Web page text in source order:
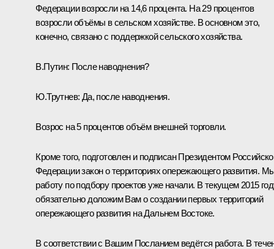
Федерации возросли на 14,6 процента. На 29 процентов
возросли объёмы в сельском хозяйстве. В основном это,
конечно, связано с поддержкой сельского хозяйства.
В.Путин: После наводнения?
Ю.Трутнев: Да, после наводнения.
Возрос на 5 процентов объём внешней торговли.
Кроме того, подготовлен и подписан Президентом
Федерации закон о территориях опережающего развития.
работу по подбору проектов уже начали. В текущем 2015
обязательно доложим Вам о создании первых территорий
опережающего развития на Дальнем Востоке.
В соответствии с Вашим Посланиемведётся работа. В